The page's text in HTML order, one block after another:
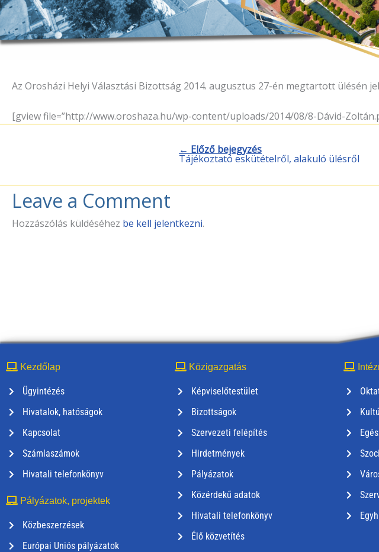
Az Orosházi Helyi Választási Bizottság 2014. augusztus 27-én megtartott ülésén
[gview file=”http://www.oroshaza.hu/wp-content/uploads/2014/08/8-Dávid-
← Előző bejegyzés
Tájékoztató eskütételről, alakuló ülésről
Leave a Comment
Hozzászólás küldéséhez be kell jelentkezni.
Kezdőlap
Ügyintézés
Hivatalok, hatóságok
Kapcsolat
Számlaszámok
Hivatali telefonkönyv
Pályázatok, projektek
Közbeszerzések
Európai Uniós pályázatok
Közigazgatás
Képviselőtestület
Bizottságok
Szervezeti felépítés
Hirdetmények
Pályázatok
Közérdekű adatok
Hivatali telefonkönyv
Élő közvetítés